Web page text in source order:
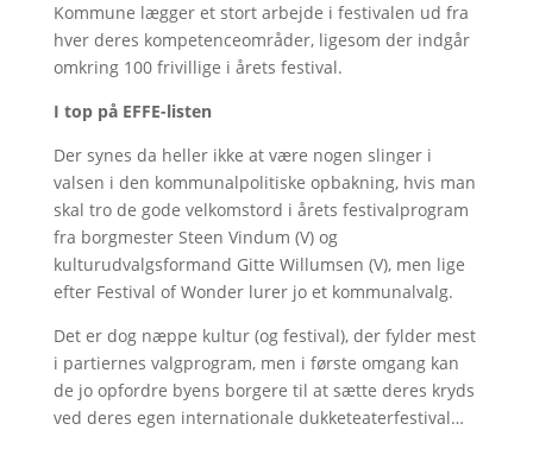
Kommune lægger et stort arbejde i festivalen ud fra
hver deres kompetenceområder, ligesom der indgår
omkring 100 frivillige i årets festival.
I top på EFFE-listen
Der synes da heller ikke at være nogen slinger i
valsen i den kommunalpolitiske opbakning, hvis man
skal tro de gode velkomstord i årets festivalprogram
fra borgmester Steen Vindum (V) og
kulturudvalgsformand Gitte Willumsen (V), men lige
efter Festival of Wonder lurer jo et kommunalvalg.
Det er dog næppe kultur (og festival), der fylder mest
i partiernes valgprogram, men i første omgang kan
de jo opfordre byens borgere til at sætte deres kryds
ved deres egen internationale dukketeaterfestival…